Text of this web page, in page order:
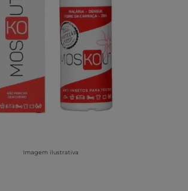
Imagem ilustrativa